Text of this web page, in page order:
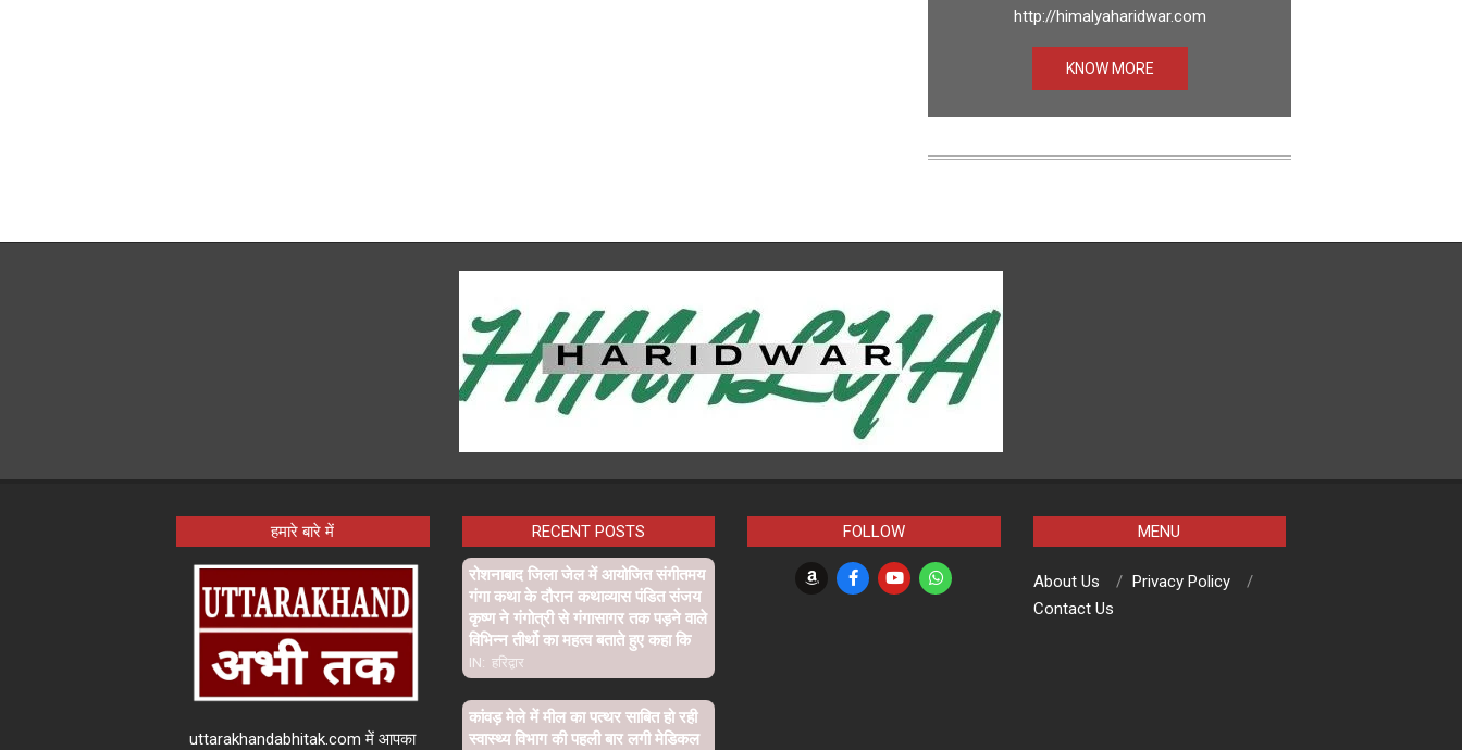
http://himalyaharidwar.com
KNOW MORE
हमारे बारे में
uttarakhandabhitak.com में आपका
RECENT POSTS
रोशनाबाद जिला जेल में आयोजित संगीतमय
गंगा कथा के दौरान कथाव्यास पंडित संजय
कृष्ण ने गंगोत्री से गंगासागर तक पड़ने वाले
विभिन्न तीर्थो का महत्व बताते हुए कहा कि
IN: हरिद्वार
कांवड़ मेले में मील का पत्थर साबित हो रही
स्वास्थ्य विभाग की पहली बार लगी मेडिकल
FOLLOW MENU
About Us
Privacy Policy
Contact Us